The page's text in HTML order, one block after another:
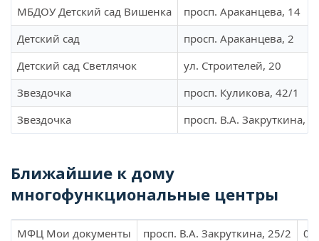
МБДОУ Детский сад Вишенка
просп. Араканцева, 14
Детский сад
просп. Араканцева, 2
Детский сад Светлячок
ул. Строителей, 20
Звездочка
просп. Куликова, 42/1
Звездочка
просп. В.А. Закруткина, 8
Ближайшие к дому
многофункциональные центры
МФЦ Мои документы просп. В.А. Закруткина, 25/2